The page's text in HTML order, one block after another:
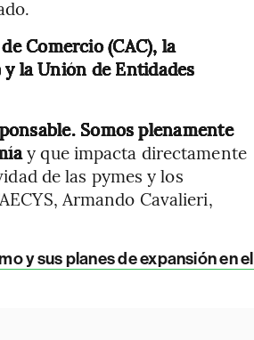
Comercio (CAC), la
la Unión de Entidades
Somos plenamente
y que impacta directamente
de las pymes y los
Armando Cavalieri,
y sus planes de expansión en el